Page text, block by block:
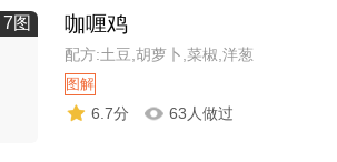
7图 咖喱鸡
配方:土豆,胡萝卜,菜椒,洋葱
图解
6.7分 63人做过